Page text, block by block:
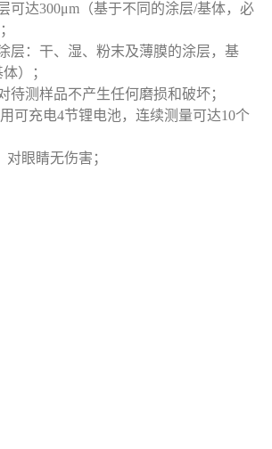
可达300μm（基于不同的涂层/基体，必
层：干、湿、粉末及薄膜的涂层，基
）；
待测样品不产生任何磨损和破坏；
可充电4节锂电池，连续测量可达10个
眼睛无伤害；